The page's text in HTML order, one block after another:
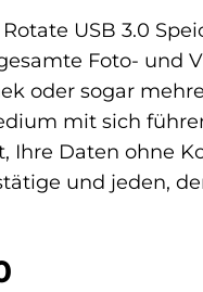
USB 3.0
Foto- und
oder sogar
mit sich
Ihre Daten ohne
und jeden,